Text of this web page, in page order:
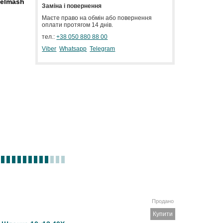
Заміна і повернення
Маєте право на обмін або повернення
оплати протягом 14 днів.
тел.:+38 050 880 88 00
Viber Whatsapp Telegram
Продано
Купити